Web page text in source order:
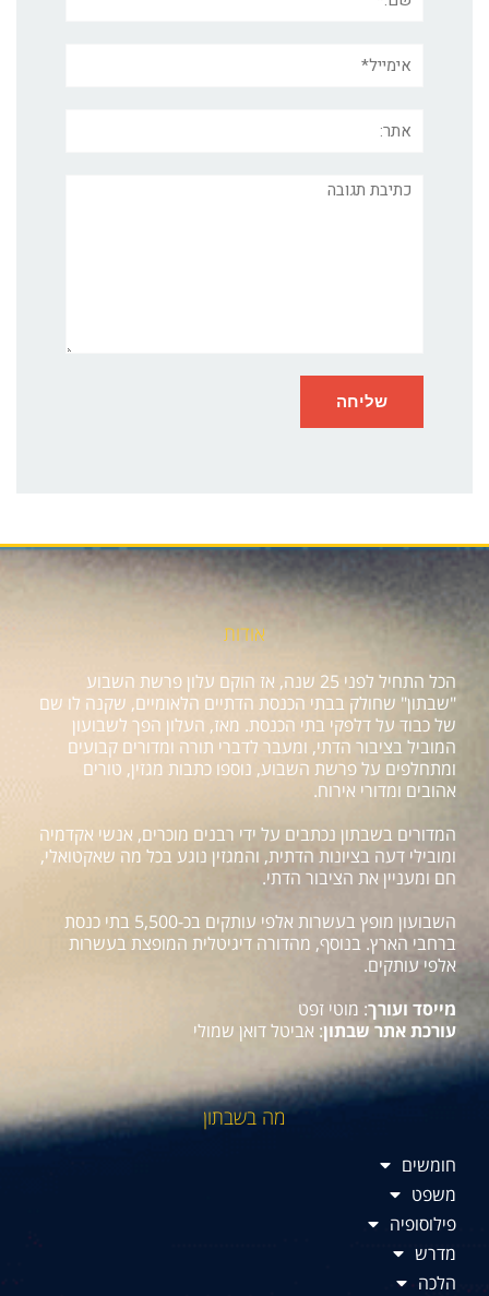
תגובה
אודות
הכל התחיל לפני 25 שנה, אז הוקם עלון פרשת השבוע
"שבתון" שחולק בבתי הכנסת הדתיים הלאומיים, שקנה לו שם
של כבוד על דלפקי בתי הכנסת. מאז, העלון הפך לשבועון
המוביל בציבור הדתי, ומעבר לדברי תורה ומדורים קבועים
ומתחלפים על פרשת השבוע, נוספו כתבות מגזין, טורים
אהובים ומדורי אירוח.
המדורים בשבתון נכתבים על ידי רבנים מוכרים, אנשי אקדמיה
ומובילי דעה בציונות הדתית, והמגזין נוגע בכל מה שאקטואלי,
חם ומעניין את הציבור הדתי.
השבועון מופץ בעשרות אלפי עותקים בכ-5,500 בתי כנסת
ברחבי הארץ. בנוסף, מהדורה דיגיטלית המופצת בעשרות
אלפי עותקים.
מייסד ועורך: מוטי זפט
עורכת אתר שבתון: אביטל דואן שמולי
מה בשבתון
חומשים
משפט
פילוסופיה
מדרש
הלכה